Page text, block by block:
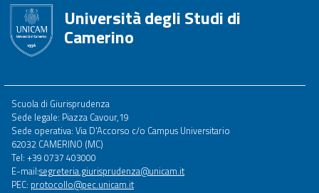
Università degli Studi di
Camerino
Footer
menu
full
Scuola di Giurisprudenza
Sede legale: Piazza Cavour,19
Sede operativa: Via D'Accorso c/o Campus Universitario
62032 CAMERINO (MC)
Tel: +39 0737 403000
E-mail:segreteria.giurisprudenza@unicam.it
PEC: protocollo@pec.unicam.it